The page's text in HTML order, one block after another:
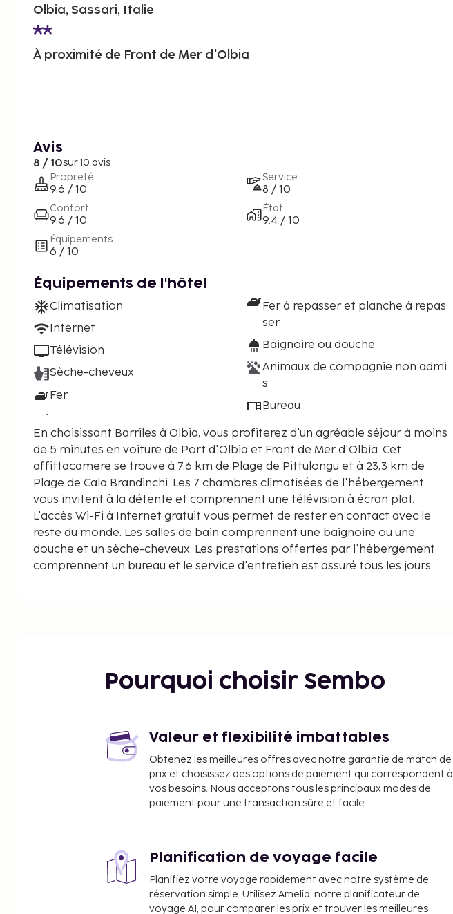
Olbia, Sassari, Italie
À proximité de Front de Mer d'Olbia
Avis
8 / 10sur 10 avis
Propreté
9.6 / 10
Confort
9.6 / 10
Équipements
6 / 10
Service
8 / 10
État
9.4 / 10
Équipements de l'hôtel
Climatisation
Internet
Télévision
Sèche-cheveux
Fer
Fer à repasser et planche à repas
ser
Baignoire ou douche
Animaux de compagnie non admi
s
Bureau
En choisissant Barriles à Olbia, vous profiterez d'un agréable séjour à moins
de 5 minutes en voiture de Port d'Olbia et Front de Mer d'Olbia. Cet
affittacamere se trouve à 7,6 km de Plage de Pittulongu et à 23,3 km de
Plage de Cala Brandinchi. Les 7 chambres climatisées de l'hébergement
vous invitent à la détente et comprennent une télévision à écran plat.
L'accès Wi-Fi à Internet gratuit vous permet de rester en contact avec le
reste du monde. Les salles de bain comprennent une baignoire ou une
douche et un sèche-cheveux. Les prestations offertes par l'hébergement
comprennent un bureau et le service d'entretien est assuré tous les jours.
Piazza Matteotti - 0,5 km
Parc Fausto Noce - 0,5 km
Église de Saint-Paul-l'Apôtre - 0,7 km
Front de Mer d'Olbia - 0,8 km
Golfe d'Olbia - 0,9 km
Musée archéologique national d'Olbia - 1,1 km
Archivio Mario Cervo - 1,6 km
Puits sacré de Sa Testa - 5,2 km
Nuraghe Riu Mulinu - 7,3 km
L'aéroport principal le plus proche est : Aéroport d'Olbia Costa Smeralda
Pourquoi choisir Sembo
Valeur et flexibilité imbattables
Obtenez les meilleures offres avec notre garantie de match de
prix et choisissez des options de paiement qui correspondent à
vos besoins. Nous acceptons tous les principaux modes de
paiement pour une transaction sûre et facile.
Planification de voyage facile
Planifiez votre voyage rapidement avec notre système de
réservation simple. Utilisez Amelia, notre planificateur de
voyage AI, pour comparer les prix et trouver les meilleures